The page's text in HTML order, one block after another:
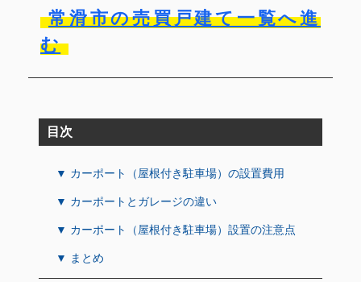
常滑市の売買戸建て一覧へ進
む
目次
▼ カーポート（屋根付き駐車場）の設置費用
▼ カーポートとガレージの違い
▼ カーポート（屋根付き駐車場）設置の注意点
▼ まとめ